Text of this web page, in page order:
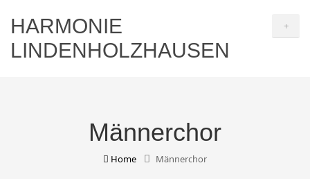
+
HARMONIE
LINDENHOLZHAUSEN
Männerchor
Home Männerchor